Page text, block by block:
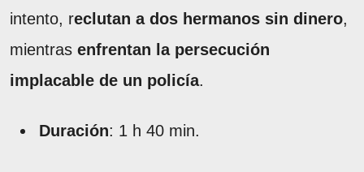
intento, reclutan a dos hermanos sin dinero,
mientras enfrentan la persecución
implacable de un policía.
Duración: 1 h 40 min.